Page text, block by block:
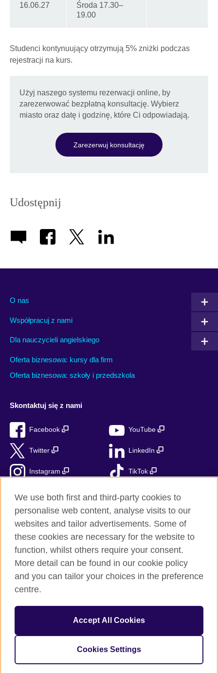
16.06.27
Środa 17.30–
19.00
Studenci kontynuujący otrzymują 5% zniżki podczas
rejestracji na kurs.
Użyj naszego systemu rezerwacji online, by
zarezerwować bezpłatną konsultację. Wybierz
miasto oraz datę i godzinę, które Ci odpowiadają.
Zarezerwuj konsultację
Udostępnij
O nas
Współpracuj z nami
Dla nauczycieli angielskiego
Oferta biznesowa: kursy dla firm
Oferta biznesowa: szkoły i przedszkola
Skontaktuj się z nami
Facebook YouTube
Twitter LinkedIn
Instagram TikTok
British Council globalnie
Prywatność i warunki użytkowania
Mapa strony
© 2026 British Council
British Council jest międzynarodową organizacją reprezentującą
Zjednoczone Królestwo Wielkiej Brytanii i Irlandii Północnej.
We use both first and third-party cookies to
personalise web content, analyse visits to our
websites and tailor advertisements. Some of
these cookies are necessary for the website to
function, whilst others require your consent.
More detail can be found in our cookie policy
and you can tailor your choices in the preference
centre.
Accept All Cookies
Cookies Settings